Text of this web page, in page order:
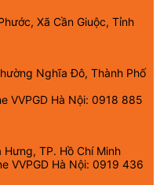
Xã Cần Giuộc, Tỉnh
Nghĩa Đô, Thành Phố
VVPGD Hà Nội: 0918 885
TP. Hồ Chí Minh
VVPGD Hà Nội: 0919 436